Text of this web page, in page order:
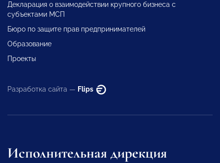
Декларация о взаимодействии крупного бизнеса с
субъектами МСП
Бюро по защите прав предпринимателей
Образование
Проекты
Разработка сайта — Flips
Исполнительная дирекция